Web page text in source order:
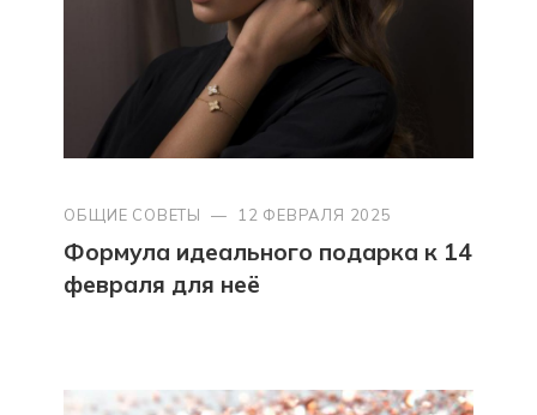
ОБЩИЕ СОВЕТЫ — 12 ФЕВРАЛЯ 2025
Формула идеального подарка к 14
февраля для неё